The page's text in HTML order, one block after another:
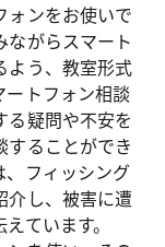
ォンをお使いで
ながらスマート
よう、教室形式
トフォン相談
る疑問や不安を
することができ
、フィッシング
介し、被害に遭
ています。